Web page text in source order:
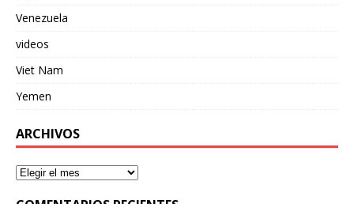
Venezuela
videos
Viet Nam
Yemen
ARCHIVOS